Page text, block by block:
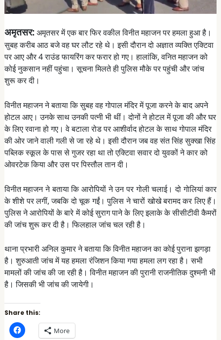
अमृतसर:अमृतसर में एक बार फिर वकील विनीत महाजन पर हमला हुआ है।
सुबह करीब आठ बजे वह घर लौट रहे थे। इसी दौरान दो अज्ञात व्यक्ति एक्टिवा
पर आए और 4 राउंड फायरिंग कर फरार हो गए। हालांकि, वनित महाजन को
कोई नुकसान नहीं पहुंचा। सूचना मिलते ही पुलिस मौके पर पहुंची और जांच
शुरू कर दी।
विनीत महाजन ने बताया कि सुबह वह गोपाल मंदिर में पूजा करने के बाद अपने
होटल आए। उनके साथ उनकी पत्नी भी थीं। दोनों ने होटल में पूजा की और घर
के लिए रवाना हो गए। वे बटाला रोड पर आशीर्वाद होटल के साथ गोपाल मंदिर
की ओर जाने वाली गली से जा रहे थे। इसी दौरान जब वह संत सिंह सुक्खा सिंह
पब्लिक स्कूल के पास से गुजर रहा था तो एक्टिवा सवार दो युवकों ने कार को
ओवरटेक किया और उस पर पिस्तौल तान दी।
विनीत महाजन ने बताया कि आरोपियों ने उन पर गोली चलाई। दो गोलियां कार
के शीशे पर लगीं, जबकि दो चूक गईं। पुलिस ने चारों खोखे बरामद कर लिए हैं।
पुलिस ने आरोपियों के बारे में कोई सुराग पाने के लिए इलाके के सीसीटीवी कैमरों
की जांच शुरू कर दी है। फिलहाल जांच चल रही है।
थाना प्रभारी अनिल कुमार ने बताया कि विनीत महाजन का कोई पुराना झगड़ा
है। शुरुआती जांच में यह हमला रंजिशन किया गया हमला लग रहा है। सभी
मामलों की जांच की जा रही है। विनीत महाजन की पुरानी राजनीतिक दुश्मनी भी
है। जिसकी भी जांच की जायेगी।
Share this:
C
l More